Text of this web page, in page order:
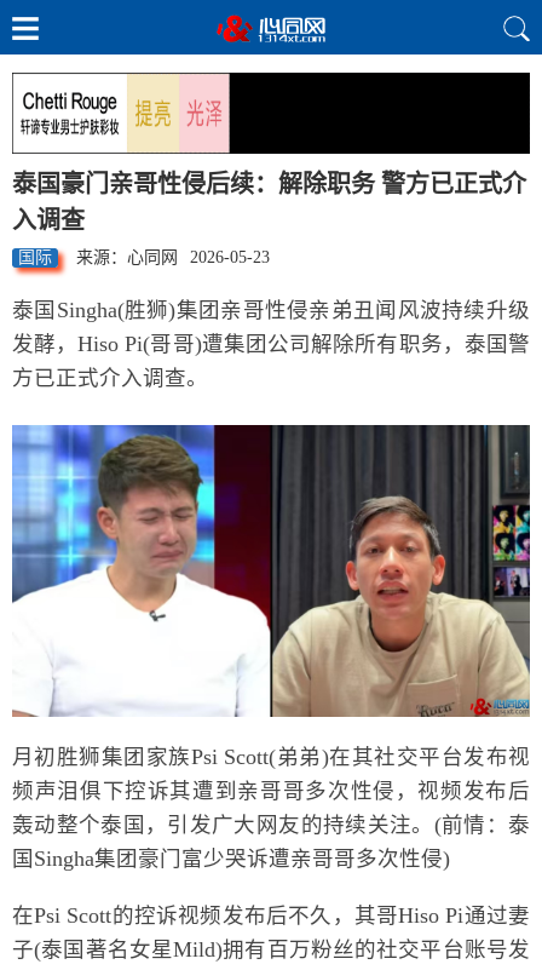
泰国豪门亲哥性侵后续：解除职务 警方已正式介
入调查
国际 来源：心同网 2026-05-23
泰国Singha(胜狮)集团亲哥性侵亲弟丑闻风波持续升级
发酵，Hiso Pi(哥哥)遭集团公司解除所有职务，泰国警
方已正式介入调查。
月初胜狮集团家族Psi Scott(弟弟)在其社交平台发布视
频声泪俱下控诉其遭到亲哥哥多次性侵，视频发布后
轰动整个泰国，引发广大网友的持续关注。(前情：泰
国Singha集团豪门富少哭诉遭亲哥哥多次性侵)
在Psi Scott的控诉视频发布后不久，其哥Hiso Pi通过妻
子(泰国著名女星Mild)拥有百万粉丝的社交平台账号发